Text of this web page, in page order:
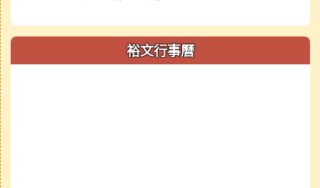
裕文行事曆